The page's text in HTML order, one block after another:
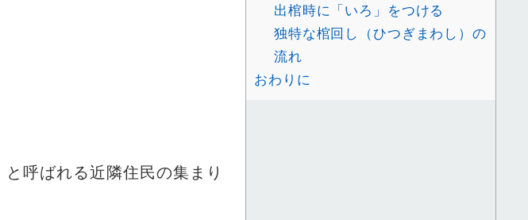
呼ばれる近隣住民の集まり
出棺時に「いろ」をつける
独特な棺回し（ひつぎまわし）の
流れ
おわりに